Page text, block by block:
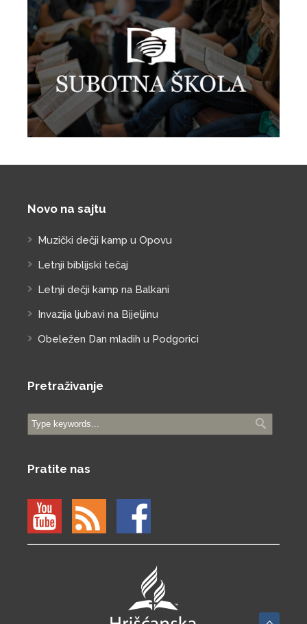
Novo na sajtu
Muzički dečji kamp u Opovu
Letnji biblijski tečaj
Letnji dečji kamp na Balkani
Invazija ljubavi na Bijeljinu
Obeležen Dan mladih u Podgorici
Pretraživanje
Pratite nas